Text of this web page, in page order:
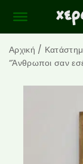
Αρχική /
“Άνθρωποι σαν